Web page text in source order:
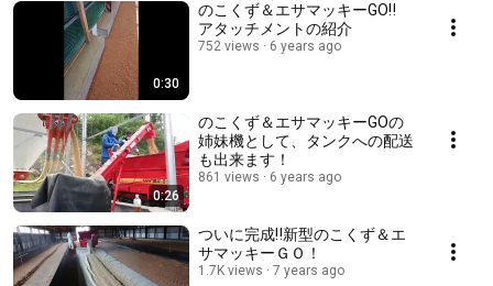
0:30
のこくず＆エサマッキーGO‼
アタッチメントの紹介
752 views 6 years ago
0:26
のこくず＆エサマッキーGOの
姉妹機として、タンクへの配送
も出来ます！
861 views 6 years ago
ついに完成‼新型のこくず＆エ
サマッキーＧＯ！
1.7K views 7 years ago